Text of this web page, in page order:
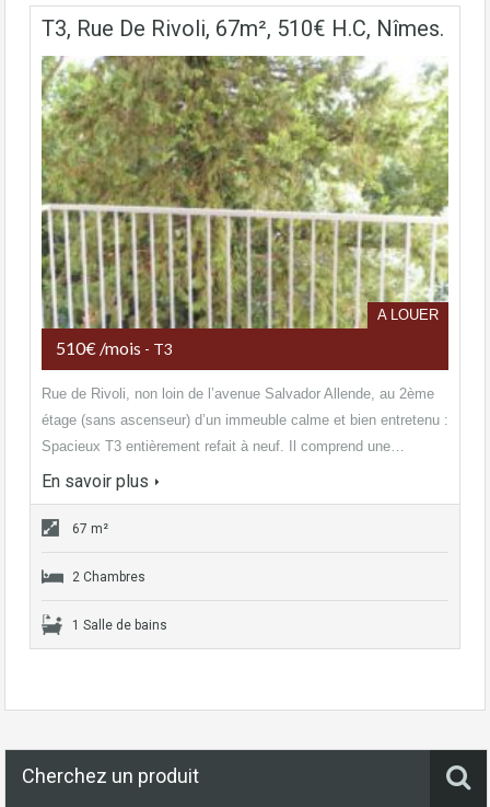
T3, Rue De Rivoli, 67m², 510€ H.C, Nîmes.
A LOUER
510€ /mois - T3
Rue de Rivoli, non loin de l’avenue Salvador Allende, au 2ème
étage (sans ascenseur) d’un immeuble calme et bien entretenu :
Spacieux T3 entièrement refait à neuf. Il comprend une…
En savoir plus
67 m²
2 Chambres
1 Salle de bains
Cherchez un produit